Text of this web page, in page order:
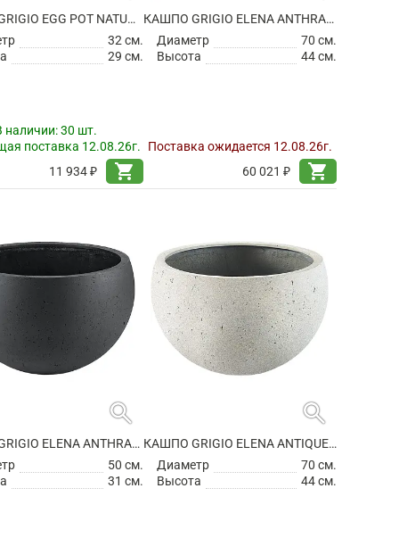
КАШПО GRIGIO EGG POT NATURAL-CONCRETE
32 см.
29 см.
наличии:30 шт.
поставка 12.08.26г.
11 934 ₽
shopping_cart
КАШПО GRIGIO ELENA ANTHRACITE
Диаметр
70 см.
Высота
44 см.
Поставка ожидается 12.08.26г.
60 021 ₽
shopping_cart
search
КАШПО GRIGIO ELENA ANTHRACITE
50 см.
31 см.
search
КАШПО GRIGIO ELENA ANTIQUE WHITE
Диаметр
70 см.
Высота
44 см.